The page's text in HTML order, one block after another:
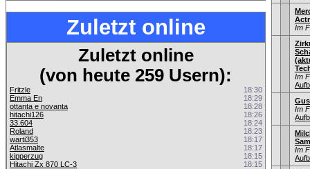
Zuletzt online
Zuletzt online
(von heute 259 Usern):
Fritzle
18:30
Emma En
18:29
ottanta e novanta
18:28
hitachi126
18:26
33.604
18:24
Roland
18:23
warti353
18:17
Atlasmalte
18:17
kipperzug
18:15
Hitachi Zx 870 LC-3
18:15
Im
Im
Im
Im